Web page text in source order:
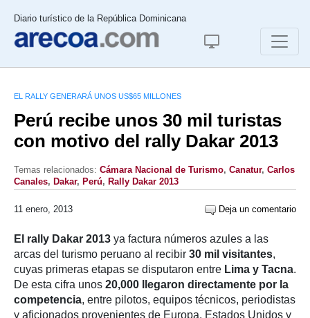
Diario turístico de la República Dominicana
EL RALLY GENERARÁ UNOS US$65 MILLONES
Perú recibe unos 30 mil turistas
con motivo del rally Dakar 2013
Temas relacionados: Cámara Nacional de Turismo, Canatur, Carlos
Canales, Dakar, Perú, Rally Dakar 2013
11 enero, 2013 Deja un comentario
El rally Dakar 2013 ya factura números azules a las
arcas del turismo peruano al recibir 30 mil visitantes,
cuyas primeras etapas se disputaron entre Lima y Tacna.
De esta cifra unos 20,000 llegaron directamente por la
competencia, entre pilotos, equipos técnicos, periodistas
y aficionados provenientes de Europa, Estados Unidos y